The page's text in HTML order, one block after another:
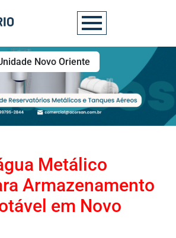
Novo Oriente
Metálico
Armazenamento
em Novo